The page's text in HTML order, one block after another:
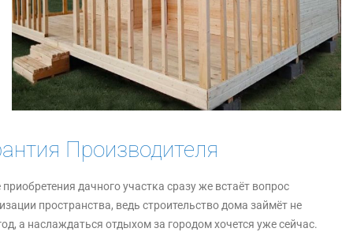
Производителя
дачного участка сразу же встаёт вопрос
пространства, ведь строительство дома займёт не
а наслаждаться отдыхом за городом хочется уже сейчас.